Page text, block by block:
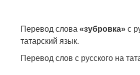
Перевод слова«зубровка» с
татарский язык.
Перевод слов с русского на